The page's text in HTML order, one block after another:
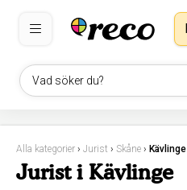
Vad söker du?
Alla kategorier › Jurist › Skåne › Kävlinge
Jurist i Kävlinge